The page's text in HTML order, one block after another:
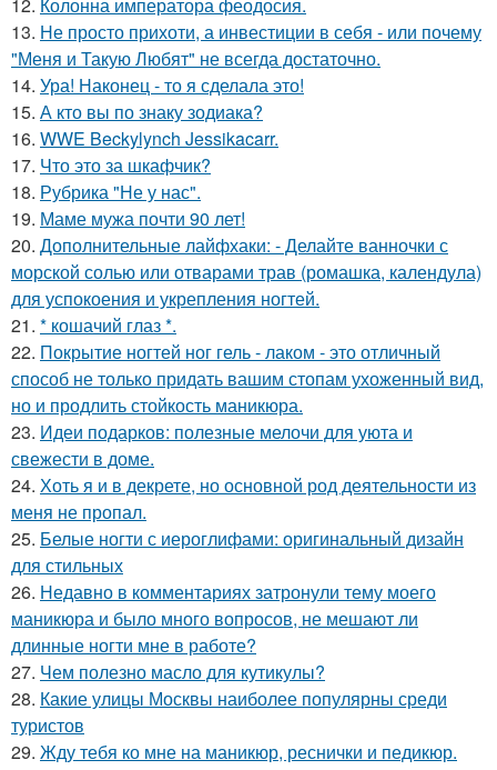
12. Колонна императора феодосия.
13. Не просто прихоти, а инвестиции в себя - или почему
"Меня и Такую Любят" не всегда достаточно.
14. Ура! Наконец - то я сделала это!
15. А кто вы по знаку зодиака?
16. WWE Beckylynch Jessikacarr.
17. Что это за шкафчик?
18. Рубрика "Не у нас".
19. Маме мужа почти 90 лет!
20. Дополнительные лайфхаки: - Делайте ванночки с
морской солью или отварами трав (ромашка, календула)
для успокоения и укрепления ногтей.
21. * кошачий глаз *.
22. Покрытие ногтей ног гель - лаком - это отличный
способ не только придать вашим стопам ухоженный вид,
но и продлить стойкость маникюра.
23. Идеи подарков: полезные мелочи для уюта и
свежести в доме.
24. Хоть я и в декрете, но основной род деятельности из
меня не пропал.
25. Белые ногти с иероглифами: оригинальный дизайн
для стильных
26. Недавно в комментариях затронули тему моего
маникюра и было много вопросов, не мешают ли
длинные ногти мне в работе?
27. Чем полезно масло для кутикулы?
28. Какие улицы Москвы наиболее популярны среди
туристов
29. Жду тебя ко мне на маникюр, реснички и педикюр.